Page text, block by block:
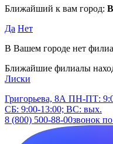
Ближайший к вам город:
Да Нет
В Вашем городе нет
Ближайшие филиалы
Лиски
Григорьева, 8А ПН-ПТ:
СБ: 9:00-13:00; ВС: вых.
8 (800) 500-88-00звонок